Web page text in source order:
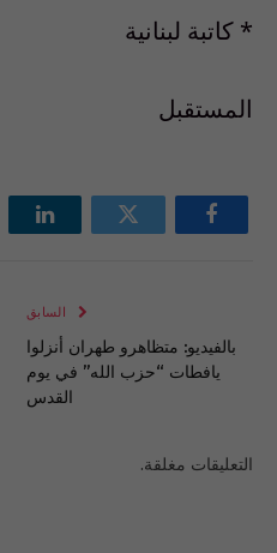
* كاتبة لبنانية
المستقبل
فيسبوك تويتر
السابق
بالفيديو: متظاهرو طهران أنزلوا
يافطات “حزب الله” في يوم
القدس
التعليقات مغلقة.